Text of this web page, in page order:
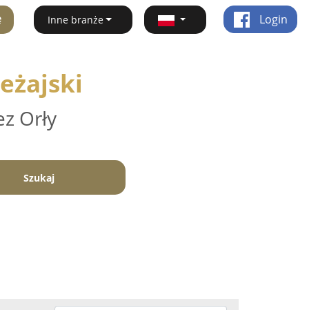
Inne branże Login
Orły
Szukaj